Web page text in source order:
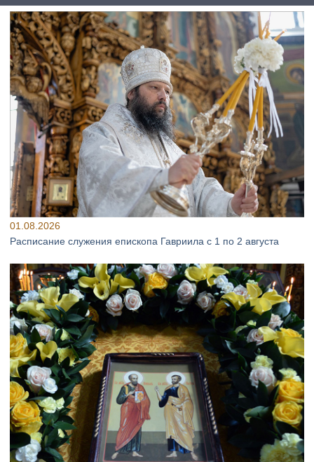
01.08.2026
Расписание служения епископа Гавриила с 1 по 2 августа